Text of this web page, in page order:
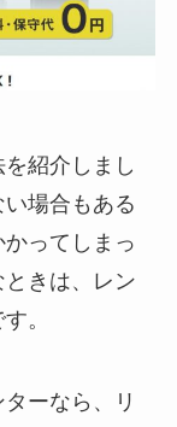
紹介しまし
場合もある
ってしまっ
きは、レン
。
ーなら、リ